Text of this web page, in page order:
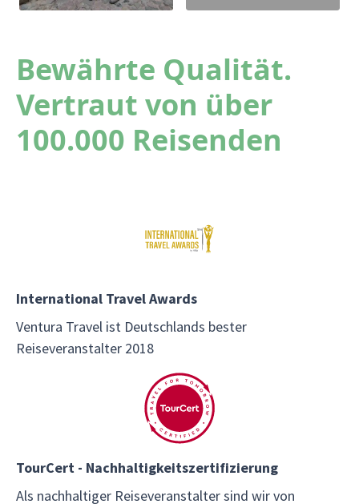
Bewährte Qualität.
Vertraut von über
100.000 Reisenden
International Travel Awards
Ventura Travel ist Deutschlands bester
Reiseveranstalter 2018
TourCert - Nachhaltigkeitszertifizierung
Als nachhaltiger Reiseveranstalter sind wir von